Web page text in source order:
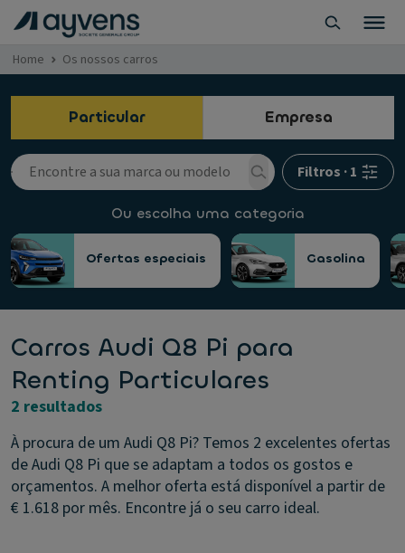
Home Os nossos carros
Particular Empresa
Filtros ·1
Ou escolha uma categoria
Ofertas especiais Gasolina
Carros Audi Q8 Pi para
Renting Particulares
2 resultados
À procura de um Audi Q8 Pi? Temos 2 excelentes ofertas
de Audi Q8 Pi que se adaptam a todos os gostos e
orçamentos. A melhor oferta está disponível a partir de
€ 1.618 por mês. Encontre já o seu carro ideal.